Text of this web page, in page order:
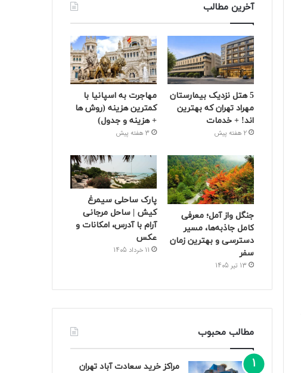
آخرین مطالب
5 هتل نزدیک بیمارستان
مهراد تهران که بهترین‌
اند! + خدمات
2 هفته پیش
مهاجرت به اسپانیا با
کمترین هزینه (روش ها
+ هزینه و جدول)
3 هفته پیش
جنگل واز آمل؛ معرفی
کامل جاذبه‌ها، مسیر
دسترسی و بهترین زمان
سفر
13 تیر 1405
پارک ساحلی سیمرغ
کیش | ساحل مرجانی
آرام با آدرس، امکانات و
عکس
11 خرداد 1405
مطالب محبوب
مراکز خرید سعادت‌ آباد تهران